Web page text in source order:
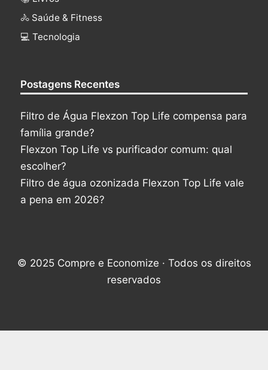
🚴 Saúde & Fitness
‍💻 Tecnologia
Postagens Recentes
Filtro de Água Flexzon Top Life compensa para
família grande?
Flexzon Top Life vs purificador comum: qual
escolher?
Filtro de água ozonizada Flexzon Top Life vale
a pena em 2026?
© 2025 Compre e Economize · Todos os direitos
reservados